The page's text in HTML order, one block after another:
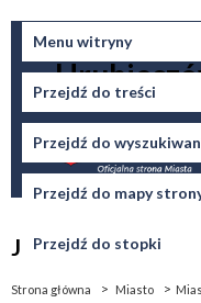
Menu witryny
Przejdź do treści
Przejdź do
Przejdź do mapy
Przejdź do stopki
Miasto
Jesteś tutaj
Strona główna Miasto